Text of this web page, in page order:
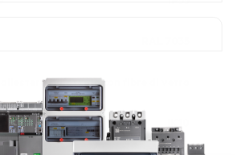
Poliestere rinforzato con fibre di vetro